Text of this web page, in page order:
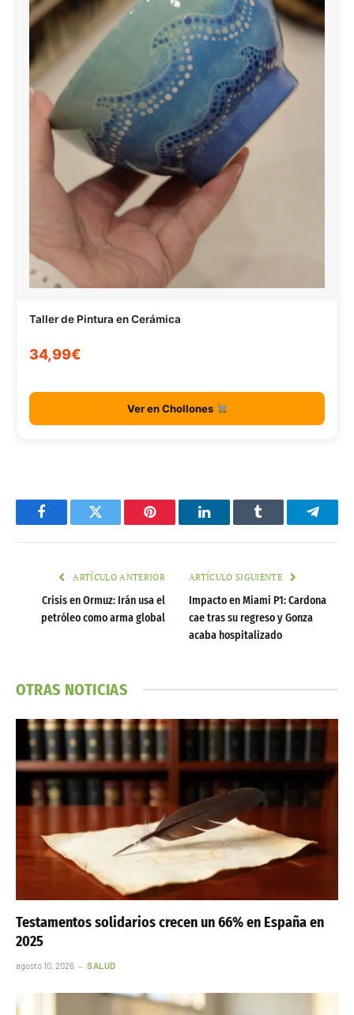
Taller de Pintura en Cerámica
34,99€
Ver en Chollones
FacebookTwitter Pinterest LinkedInTumblr
ARTÍCULO ANTERIOR
Crisis en Ormuz: Irán usa el
petróleo como arma global
ARTÍCULO SIGUIENTE
Impacto en Miami P1: Cardona
cae tras su regreso y Gonza
acaba hospitalizado
OTRAS NOTICIAS
Testamentos solidarios crecen un 66% en España en
2025
agosto 10, 2026 SALUD